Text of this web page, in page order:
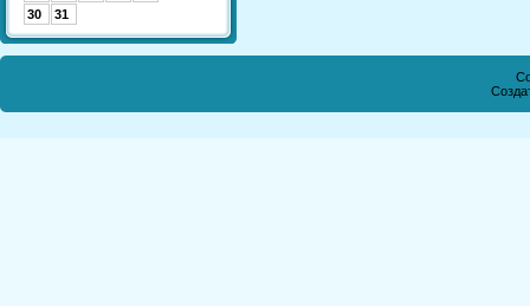
30
31